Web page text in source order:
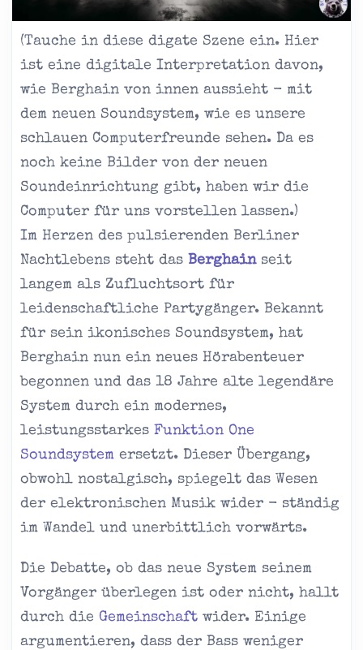
(Tauche in diese digate Szene ein. Hier
ist eine digitale Interpretation davon,
wie Berghain von innen aussieht - mit
dem neuen Soundsystem, wie es unsere
schlauen Computerfreunde sehen. Da es
noch keine Bilder von der neuen
Soundeinrichtung gibt, haben wir die
Computer für uns vorstellen lassen.)
Im Herzen des pulsierenden Berliner
Nachtlebens steht das Berghainseit
langem als Zufluchtsort für
leidenschaftliche Partygänger. Bekannt
für sein ikonisches Soundsystem, hat
Berghain nun ein neues Hörabenteuer
begonnen und das 18 Jahre alte legendäre
System durch ein modernes,
leistungsstarkes Funktion One
Soundsystem ersetzt. Dieser Übergang,
obwohl nostalgisch, spiegelt das Wesen
der elektronischen Musik wider - ständig
im Wandel und unerbittlich vorwärts.
Die Debatte, ob das neue System seinem
Vorgänger überlegen ist oder nicht, hallt
durch die Gemeinschaft wider. Einige
argumentieren, dass der Bass weniger